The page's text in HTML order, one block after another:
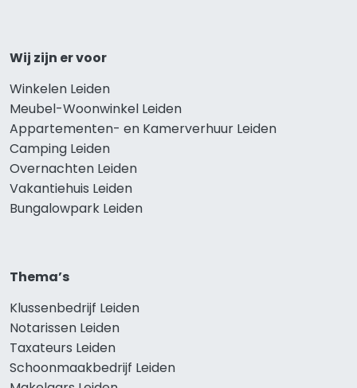
Wij zijn er voor
Winkelen Leiden
Meubel-Woonwinkel Leiden
Appartementen- en Kamerverhuur Leiden
Camping Leiden
Overnachten Leiden
Vakantiehuis Leiden
Bungalowpark Leiden
Thema’s
Klussenbedrijf Leiden
Notarissen Leiden
Taxateurs Leiden
Schoonmaakbedrijf Leiden